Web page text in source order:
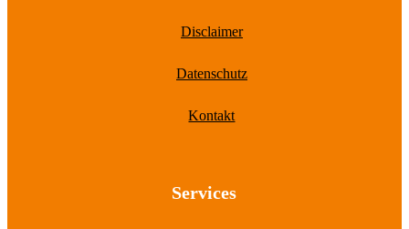
Disclaimer
Datenschutz
Kontakt
Services